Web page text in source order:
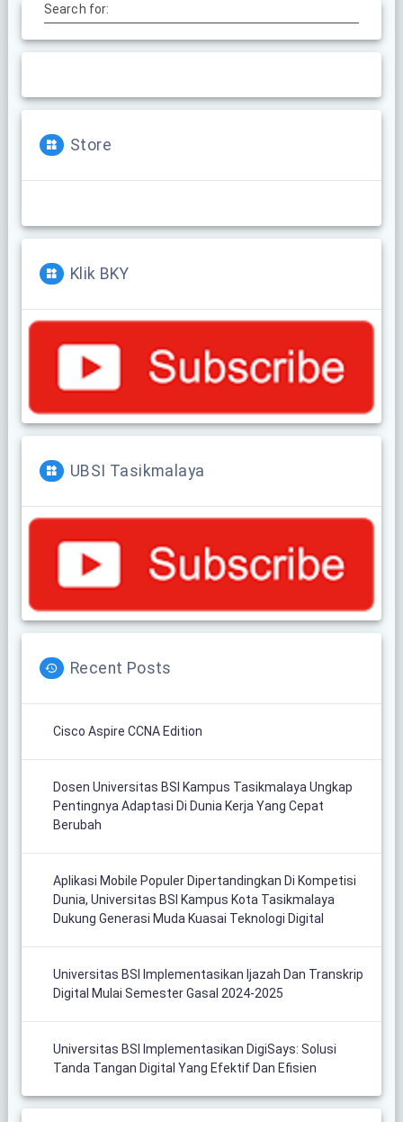
Search for:
Store
Klik BKY
UBSI Tasikmalaya
Recent Posts
Cisco Aspire CCNA Edition
Dosen Universitas BSI Kampus Tasikmalaya Ungkap
Pentingnya Adaptasi Di Dunia Kerja Yang Cepat
Berubah
Aplikasi Mobile Populer Dipertandingkan Di Kompetisi
Dunia, Universitas BSI Kampus Kota Tasikmalaya
Dukung Generasi Muda Kuasai Teknologi Digital
Universitas BSI Implementasikan Ijazah Dan Transkrip
Digital Mulai Semester Gasal 2024-2025
Universitas BSI Implementasikan DigiSays: Solusi
Tanda Tangan Digital Yang Efektif Dan Efisien